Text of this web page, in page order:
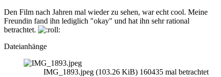
Den Film nach Jahren mal wieder zu sehen, war echt cool. Meine
Freundin fand ihn lediglich "okay" und hat ihn sehr rational
betrachtet.
Dateianhänge
IMG_1893.jpeg (103.26 KiB) 160435 mal betrachtet